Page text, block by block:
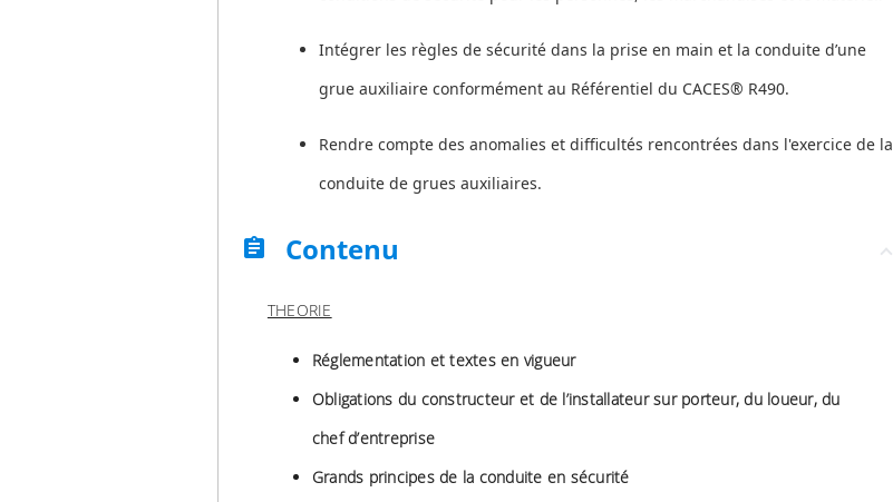
Intégrer les règles de sécurité dans la prise en main et la conduite d’une
grue auxiliaire conformément au Référentiel du CACES® R490.
Rendre compte des anomalies et difficultés rencontrées dans l'exercice de la
conduite de grues auxiliaires.
assignment Contenu
THEORIE
Réglementation et textes en vigueur
Obligations du constructeur et de l’installateur sur porteur, du loueur, du
chef d’entreprise
Grands principes de la conduite en sécurité